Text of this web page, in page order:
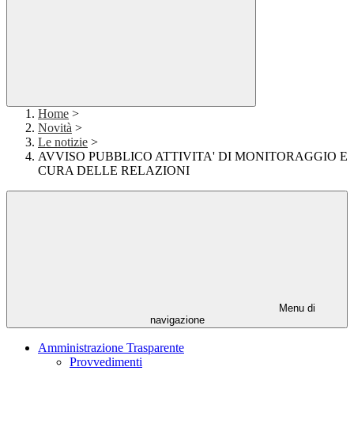
Home >
Novità >
Le notizie >
AVVISO PUBBLICO ATTIVITA' DI MONITORAGGIO E
CURA DELLE RELAZIONI
Menu di
navigazione
Amministrazione Trasparente
Provvedimenti